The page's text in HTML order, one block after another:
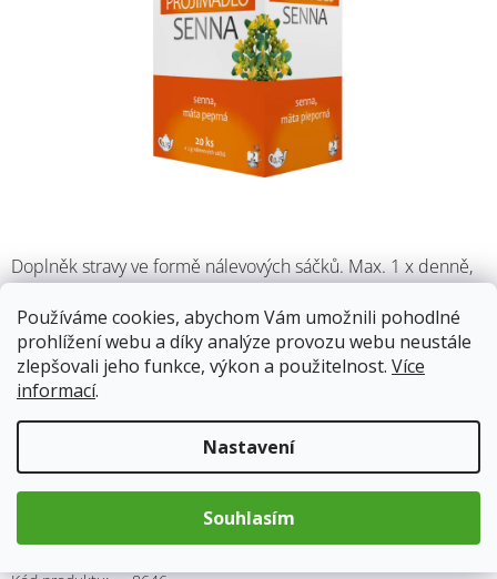
Používáme cookies, abychom Vám umožnili pohodlné
prohlížení webu a díky analýze provozu webu neustále
zlepšovali jeho funkce, výkon a použitelnost. Více
informací.
Nastavení
Souhlasím
Skladem(8 ks) 13.8.2026
Doplněk stravy ve formě nálevových sáčků. Max. 1 x denně,
vhodné pít ve večerních hodinách, účinek nastává po 6-8
hodinách po užití.
60 Kč
Měrná
cena: